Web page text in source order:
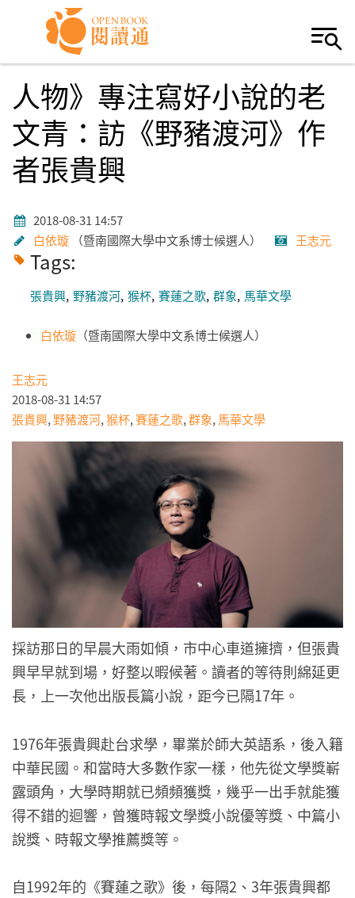
Skip to navigation
移至主內容
人物》專注寫好小說的老
文青：訪《野豬渡河》作
者張貴興
2018-08-31 14:57
白依璇
暨南國際大學中文系博士候選人 王志元
Tags:
張貴興 野豬渡河 猴杯 賽蓮之歌 群象 馬華文學
白依璇 （暨南國際大學中文系博士候選人）
王志元
2018-08-31 14:57
張貴興, 野豬渡河,猴杯,賽蓮之歌,群象, 馬華文學
採訪那日的早晨大雨如傾，市中心車道擁擠，但張貴
興早早就到場，好整以暇候著。讀者的等待則綿延更
長，上一次他出版長篇小說，距今已隔17年。
1976年張貴興赴台求學，畢業於師大英語系，後入籍
中華民國。和當時大多數作家一樣，他先從文學獎嶄
露頭角，大學時期就已頻頻獲獎，幾乎一出手就能獲
得不錯的迴響，曾獲時報文學獎小說優等獎、中篇小
說獎、時報文學推薦獎等。
自1992年的《賽蓮之歌》後，每隔2、3年張貴興都